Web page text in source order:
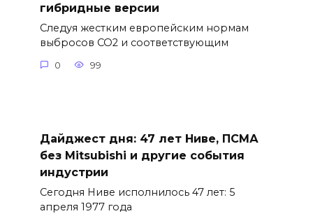
гибридные версии
Следуя жестким европейским нормам
выбросов CO2 и соответствующим
0 99
Дайджест дня: 47 лет Ниве, ПСМА
без Mitsubishi и другие события
индустрии
Сегодня Ниве исполнилось 47 лет: 5
апреля 1977 года